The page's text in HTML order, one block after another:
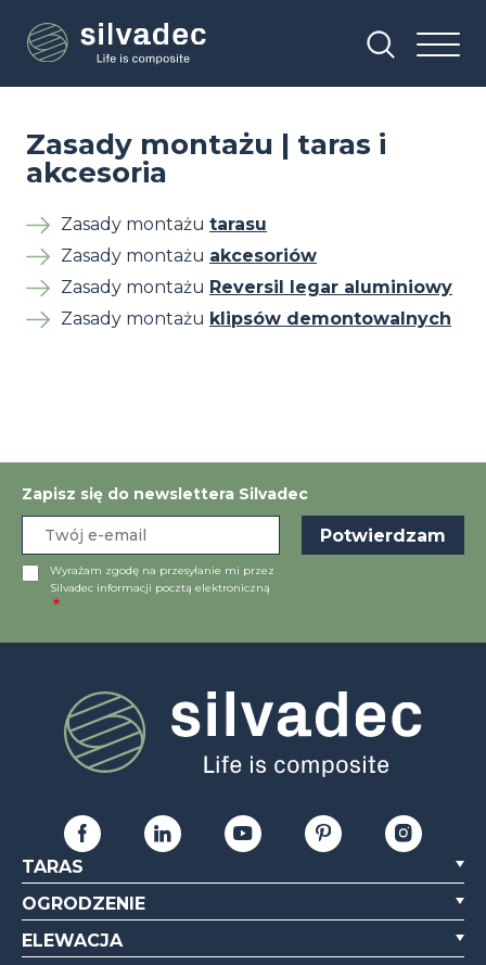
treści
Zasady montażu | taras i
akcesoria
Zasady montażu tarasu
Zasady montażu akcesoriów
Zasady montażu Reversil legar aluminiowy
Zasady montażu klipsów demontowalnych
Zapisz się do newslettera Silvadec
Wyrażam zgodę na przesyłanie mi przez
Silvadec informacji pocztą elektroniczną
TARAS
OGRODZENIE
ELEWACJA